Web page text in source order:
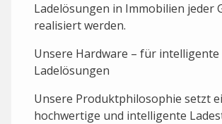
Ladelösungen in Immobilien jeder
realisiert werden.
Unsere Hardware – für intelligente
Ladelösungen
Unsere Produktphilosophie setzt
hochwertige und intelligente